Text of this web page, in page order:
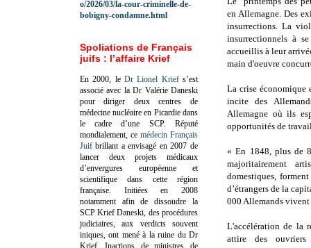
en Allemagne. Des
insurrections. La
insurrectionnels à
accueillis à leur
main d'oeuvre
La crise économique
incite des
Allemagne où ils
opportunités de
« En 1848, plus de
majoritairement
domestiques,
d’étrangers de la
000 Allemands vivent
L'accélération de la
attire des ouvriers
o/2026/03/la-cour-criminelle-de-
bobigny-condamne.html
Spoliations de Français
juifs : l’affaire Krief
En 2000, le Dr Lionel Kriefs’est
associé avec la Dr Valérie Daneski
pour diriger deux centres de
médecine nucléaire en Picardie dans
le cadre d’une SCP. Réputé
mondialement, ce médecin Français
Juif brillant a envisagé en 2007 de
lancer deux projets médicaux
d’envergures européenne et
scientifique dans cette région
française. Initiées en 2008
notamment afin de dissoudre la
SCP Krief Daneski, des procédures
judiciaires, aux verdicts souvent
iniques, ont mené à la ruine du Dr
Krief.Inactions de ministres de